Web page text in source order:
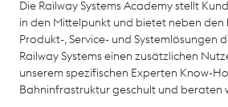
Die Railway Systems Academy stellt
in den Mittelpunkt und bietet neben
Produkt-, Service- und Systemlösungen
Railway Systems einen zusätzlichen
unserem spezifischen Experten Know-
Bahninfrastruktur geschult und beraten